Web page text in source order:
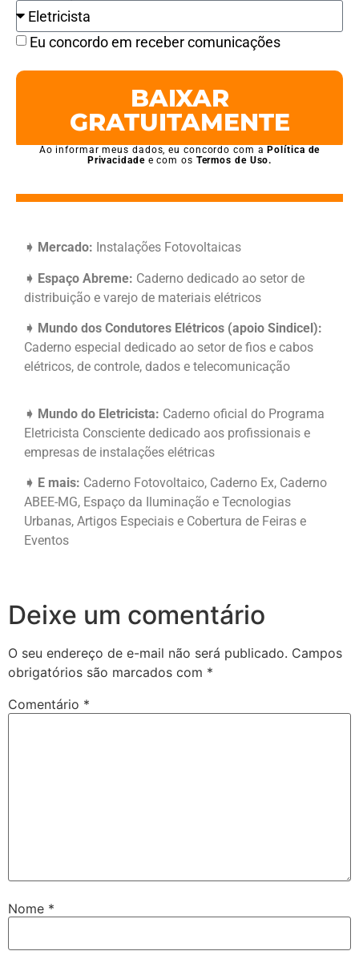
Eu concordo em receber comunicações
BAIXAR
GRATUITAMENTE
Ao informar meus dados, eu concordo com a Política de
Privacidadee com os Termos de Uso.
➧ Mercado: Instalações Fotovoltaicas
➧ Espaço Abreme: Caderno dedicado ao setor de
distribuição e varejo de materiais elétricos
➧ Mundo dos Condutores Elétricos (apoio Sindicel):
Caderno especial dedicado ao setor de fios e cabos
elétricos, de controle, dados e telecomunicação
➧ Mundo do Eletricista: Caderno oficial do Programa
Eletricista Consciente dedicado aos profissionais e
empresas de instalações elétricas
➧ E mais: Caderno Fotovoltaico, Caderno Ex, Caderno
ABEE-MG, Espaço da Iluminação e Tecnologias
Urbanas, Artigos Especiais e Cobertura de Feiras e
Eventos
Deixe um comentário
O seu endereço de e-mail não será publicado. Campos
obrigatórios são marcados com *
Comentário *
Nome *